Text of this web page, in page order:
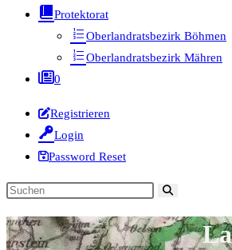
Protektorat
Oberlandratsbezirk Böhmen
Oberlandratsbezirk Mähren
0
Registrieren
Login
Password Reset
Diese
durchsuchen